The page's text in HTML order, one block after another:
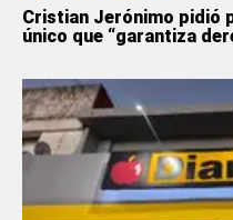
Cristian Jerónimo pidió
único que “garantiza